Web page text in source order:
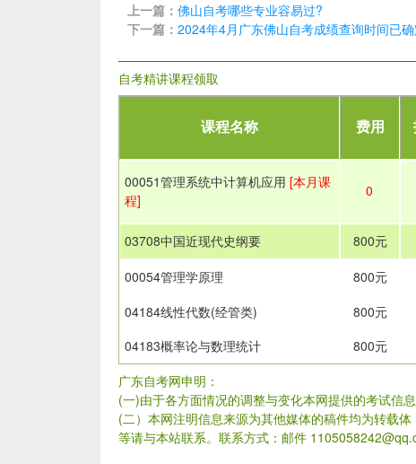
上一篇： 佛山自考哪些专业容易过?
下一篇： 2024年4月广东佛山自考成绩查询时间已
自考精讲课程领取
课程名称 费用
00051管理系统中计算机应用 [本月课
程]
0
03708中国近现代史纲要 800元
00054管理学原理 800元
04184线性代数(经管类) 800元
04183概率论与数理统计 800元
广东自考网申明：
(一)由于各方面情况的调整与变化本网提供的考试信
(二）本网注明信息来源为其他媒体的稿件均为转载
等请与本站联系。联系方式：邮件